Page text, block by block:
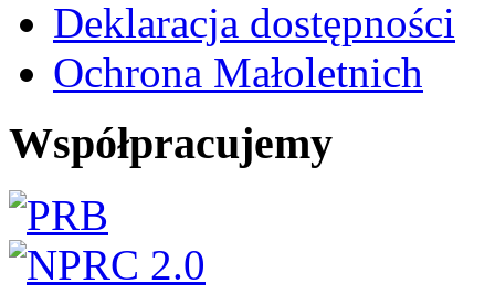
Deklaracja dostępności
Ochrona Małoletnich
Współpracujemy